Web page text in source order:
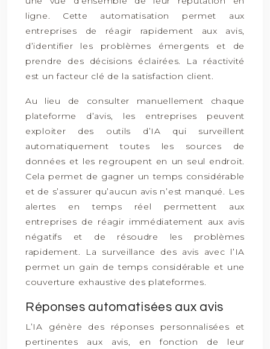
ligne. Cette automatisation permet aux
entreprises de réagir rapidement aux avis,
d’identifier les problèmes émergents et de
prendre des décisions éclairées. La réactivité
est un facteur clé de la satisfaction client.
Au lieu de consulter manuellement chaque
plateforme d’avis, les entreprises peuvent
exploiter des outils d’IA qui surveillent
automatiquement toutes les sources de
données et les regroupent en un seul endroit.
Cela permet de gagner un temps considérable
et de s’assurer qu’aucun avis n’est manqué. Les
alertes en temps réel permettent aux
entreprises de réagir immédiatement aux avis
négatifs et de résoudre les problèmes
rapidement. La surveillance des avis avec l’IA
permet un gain de temps considérable et une
couverture exhaustive des plateformes.
Réponses automatisées aux avis
L’IA génère des réponses personnalisées et
pertinentes aux avis, en fonction de leur